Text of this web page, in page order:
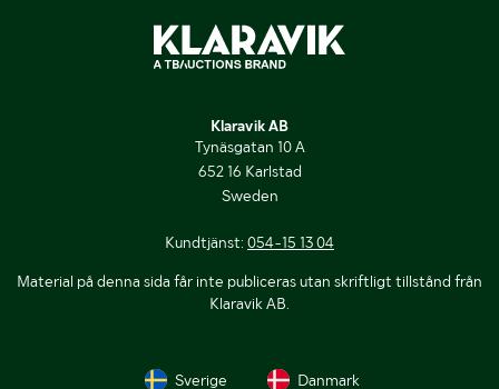
Klaravik AB
Tynäsgatan 10 A
652 16 Karlstad
Sweden
Kundtjänst: 054-15 13 04
Material på denna sida får inte publiceras utan skriftligt tillstånd från
Klaravik AB.
Sverige Danmark